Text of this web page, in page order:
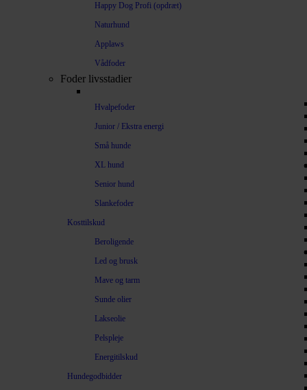
Happy Dog Profi (opdræt)
Naturhund
Applaws
Vådfoder
Foder livsstadier
Hvalpefoder
Junior / Ekstra energi
Små hunde
XL hund
Senior hund
Slankefoder
Kosttilskud
Beroligende
Led og brusk
Mave og tarm
Sunde olier
Lakseolie
Pelspleje
Energitilskud
Hundegodbidder